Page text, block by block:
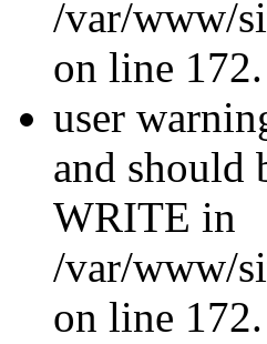
/var/www/
on line 172.
user
and should
WRITE in
/var/www/
on line 172.